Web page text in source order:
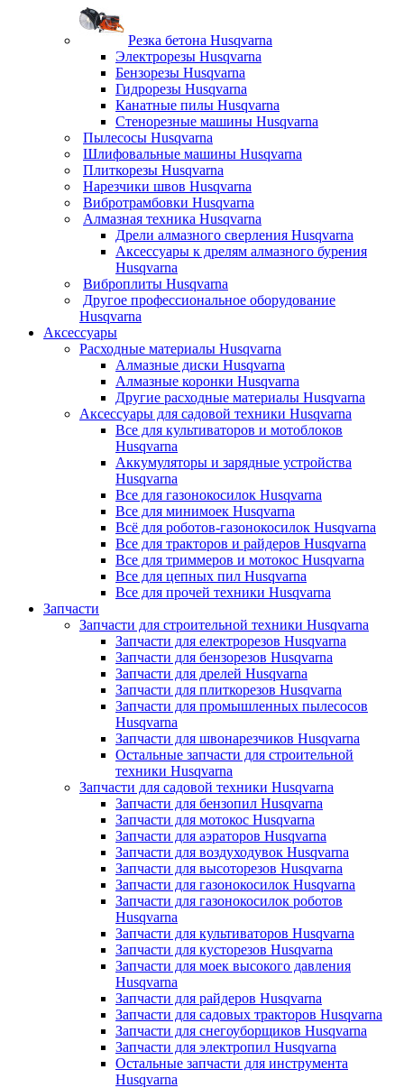
Резка бетона Husqvarna
Электрорезы Husqvarna
Бензорезы Husqvarna
Гидрорезы Husqvarna
Канатные пилы Husqvarna
Стенорезные машины Husqvarna
Пылесосы Husqvarna
Шлифовальные машины Husqvarna
Плиткорезы Husqvarna
Нарезчики швов Husqvarna
Вибротрамбовки Husqvarna
Алмазная техника Husqvarna
Дрели алмазного сверления Husqvarna
Аксессуары к дрелям алмазного бурения
Husqvarna
Виброплиты Husqvarna
Другое профессиональное оборудование
Husqvarna
Аксессуары
Расходные материалы Husqvarna
Алмазные диски Husqvarna
Алмазные коронки Husqvarna
Другие расходные материалы Husqvarna
Аксессуары для садовой техники Husqvarna
Все для культиваторов и мотоблоков
Husqvarna
Аккумуляторы и зарядные устройства
Husqvarna
Все для газонокосилок Husqvarna
Все для минимоек Husqvarna
Всё для роботов-газонокосилок Husqvarna
Все для тракторов и райдеров Husqvarna
Все для триммеров и мотокос Husqvarna
Все для цепных пил Husqvarna
Все для прочей техники Husqvarna
Запчасти
Запчасти для строительной техники Husqvarna
Запчасти для електрорезов Husqvarna
Запчасти для бензорезов Husqvarna
Запчасти для дрелей Husqvarna
Запчасти для плиткорезов Husqvarna
Запчасти для промышленных пылесосов
Husqvarna
Запчасти для швонарезчиков Husqvarna
Остальные запчасти для строительной
техники Husqvarna
Запчасти для садовой техники Husqvarna
Запчасти для бензопил Husqvarna
Запчасти для мотокос Husqvarna
Запчасти для аэраторов Husqvarna
Запчасти для воздуходувок Husqvarna
Запчасти для высоторезов Husqvarna
Запчасти для газонокосилок Husqvarna
Запчасти для газонокосилок роботов
Husqvarna
Запчасти для культиваторов Husqvarna
Запчасти для кусторезов Husqvarna
Запчасти для моек высокого давления
Husqvarna
Запчасти для райдеров Husqvarna
Запчасти для садовых тракторов Husqvarna
Запчасти для снегоуборщиков Husqvarna
Запчасти для электропил Husqvarna
Остальные запчасти для инструмента
Husqvarna